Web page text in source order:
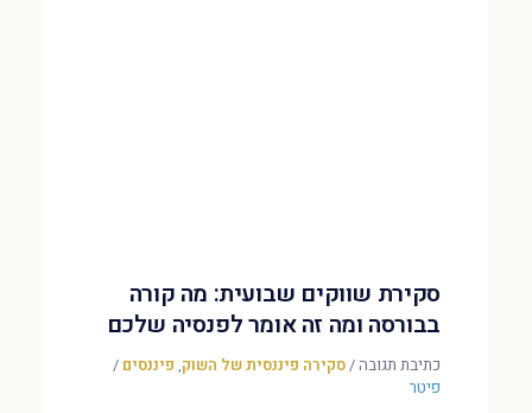
סקירת שווקים שבועית: מה קורה
בבורסה ומה זה אומר לפנסיה שלכם
כתיבת תגובה/סקירה פיננסית של השוק, פיננסים /
פיטר